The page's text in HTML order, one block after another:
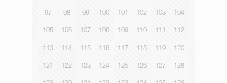
97 98 99 100 101 102 103 104
105 106 107 108 109 110 111 112
113 114 115 116 117 118 119 120
121 122 123 124 125 126 127 128